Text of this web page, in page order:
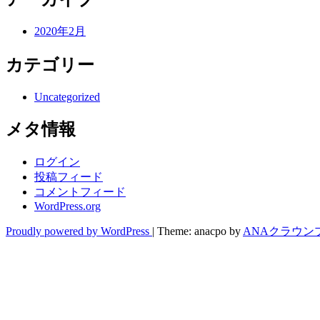
2020年2月
カテゴリー
Uncategorized
メタ情報
ログイン
投稿フィード
コメントフィード
WordPress.org
Proudly powered by WordPress | Theme: anacpo by ANAクラウン